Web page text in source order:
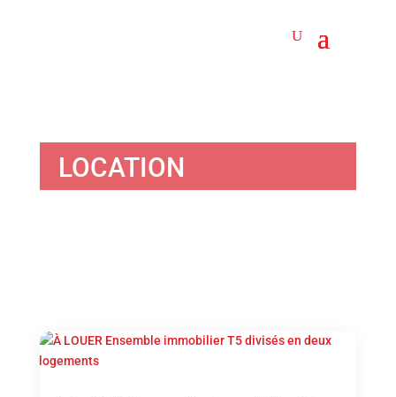
LOCATION